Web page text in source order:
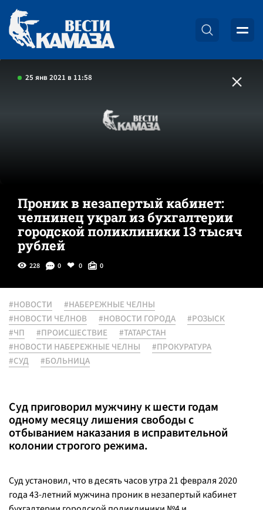
25 янв 2021 в 11:58
Проник в незапертый кабинет:
челнинец украл из бухгалтерии
городской поликлиники 13 тысяч
рублей
228 0 0 0
#НОВОСТИ
#НАБЕРЕЖНЫЕ ЧЕЛНЫ
#НОВОСТИ ЧЕЛНОВ
#НОВОСТИ ГОРОДА
#РОЗЫСК
#ЧП
#ПРОИСШЕСТВИЕ
#ТАТАРСТАН
#НОВОСТИ НАБЕРЕЖНЫЕ ЧЕЛНЫ
#ПРОКУРАТУРА
#СУД
#БОЛЬНИЦА
Суд приговорил мужчину к шести годам
одному месяцу лишения свободы с
отбыванием наказания в исправительной
колонии строгого режима.
Суд установил, что в десять часов утра 21 февраля 2020
года 43-летний мужчина проник в незапертый кабинет